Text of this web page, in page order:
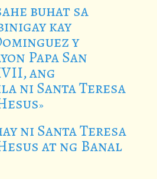
buhat sa
kay
y
Papa San
ang
ni Santa Teresa
ni Santa Teresa
at ng Banal